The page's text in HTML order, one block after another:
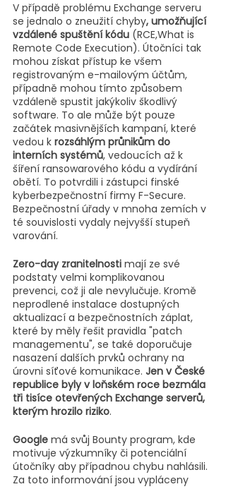
V případě problému Exchange serveru
se jednalo o zneužití chyby, umožňující
vzdálené spuštění kódu (RCE,What is
Remote Code Execution). Útočníci tak
mohou získat přístup ke všem
registrovaným e-mailovým účtům,
případně mohou tímto způsobem
vzdáleně spustit jakýkoliv škodlivý
software. To ale může být pouze
začátek masivnějších kampaní, které
vedou k rozsáhlým průnikům do
interních systémů, vedoucích až k
šíření ransowarového kódu a vydírání
obětí. To potvrdili i zástupci finské
kyberbezpečnostní firmy F-Secure.
Bezpečnostní úřady v mnoha zemích v
té souvislosti vydaly nejvyšší stupeň
varování.
Zero-day zranitelnosti mají ze své
podstaty velmi komplikovanou
prevenci, což ji ale nevylučuje. Kromě
neprodlené instalace dostupných
aktualizací a bezpečnostních záplat,
které by měly řešit pravidla "patch
managementu", se také doporučuje
nasazení dalších prvků ochrany na
úrovni síťové komunikace. Jen v České
republice byly v loňském roce bezmála
tři tisíce otevřených Exchange serverů,
kterým hrozilo riziko.
Google má svůj Bounty program, kde
motivuje výzkumníky či potenciální
útočníky aby případnou chybu nahlásili.
Za toto informování jsou vypláceny